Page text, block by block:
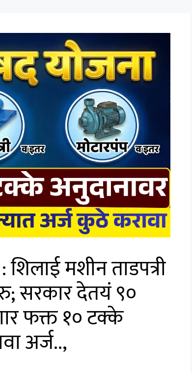
मशीन ताडपत्री
सरकार देतयं ९०
फक्त १० टक्के
अर्ज..,